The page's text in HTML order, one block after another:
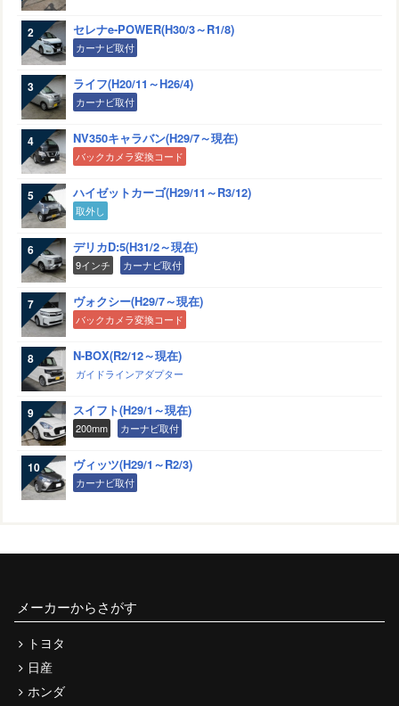
セレナe-POWER(H30/3～R1/8)
カーナビ取付
ライフ(H20/11～H26/4)
カーナビ取付
NV350キャラバン(H29/7～現在)
バックカメラ変換コード
ハイゼットカーゴ(H29/11～R3/12)
取外し
デリカD:5(H31/2～現在)
9インチ カーナビ取付
ヴォクシー(H29/7～現在)
バックカメラ変換コード
N-BOX(R2/12～現在)
ガイドラインアダプター
スイフト(H29/1～現在)
200mm カーナビ取付
ヴィッツ(H29/1～R2/3)
カーナビ取付
メーカーからさがす
トヨタ
日産
ホンダ